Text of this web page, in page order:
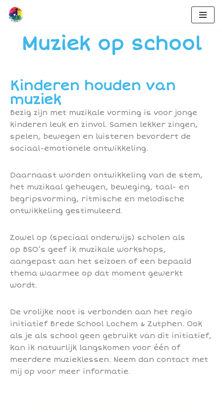
naarMuziek op school
Kinderen houden van
muziek
Bezig zijn met muzikale vorming is voor jonge
kinderen leuk en zinvol. Samen lekker zingen,
spelen, bewegen en luisteren bevordert de
sociaal-emotionele ontwikkeling.
Daarnaast worden ontwikkeling van de stem,
het muzikaal geheugen, beweging, taal- en
begripsvorming, ritmische en melodische
ontwikkeling gestimuleerd.
Zowel op (speciaal onderwijs) scholen als
op BSO’s geef ik muzikale workshops,
aangepast aan het seizoen of een bepaald
thema waarmee op dat moment gewerkt
wordt.
De vrolijke noot is verbonden aan het regio
initiatief Brede School Lochem & Zutphen. Ook
als je als school geen gebruikt van dit initiatief,
kan ik natuurlijk langskomen voor één of
meerdere muzieklessen. Neem dan contact met
mij op voor meer informatie.